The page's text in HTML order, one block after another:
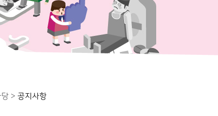
> 공지사항